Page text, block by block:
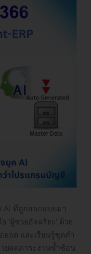
AI ที่ถูกออกแบบมา
‘ผู้ช่วยอัจฉริยะ’ ด้วย
ยอด และเรียนรู้ชุดคำ
ยลดภาระงานซ้ำซ้อน